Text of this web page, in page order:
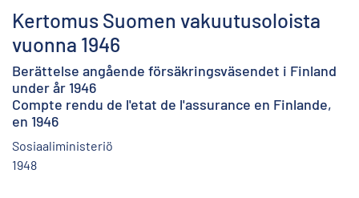
Kertomus Suomen vakuutusoloista
vuonna 1946
Berättelse angående försäkringsväsendet i Finland
under år 1946
Compte rendu de l'etat de l'assurance en Finlande,
en 1946
Sosiaaliministeriö
1948